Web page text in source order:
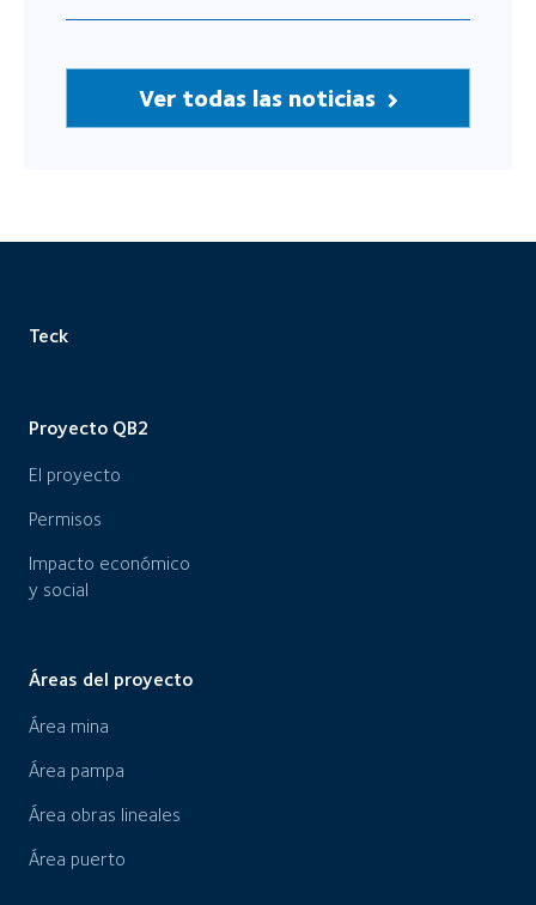
Ver todas las noticias
Teck
Proyecto QB2
El proyecto
Permisos
Impacto económico
y social
Áreas del proyecto
Área mina
Área pampa
Área obras lineales
Área puerto